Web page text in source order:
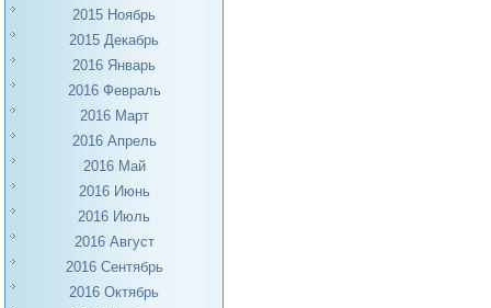
2015 Ноябрь
2015 Декабрь
2016 Январь
2016 Февраль
2016 Март
2016 Апрель
2016 Май
2016 Июнь
2016 Июль
2016 Август
2016 Сентябрь
2016 Октябрь